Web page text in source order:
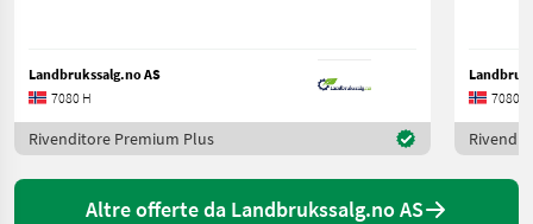
Landbrukssalg.no AS
7080 H
Rivenditore Premium Plus
7080 H
Altre offerte da Landbrukssalg.no AS